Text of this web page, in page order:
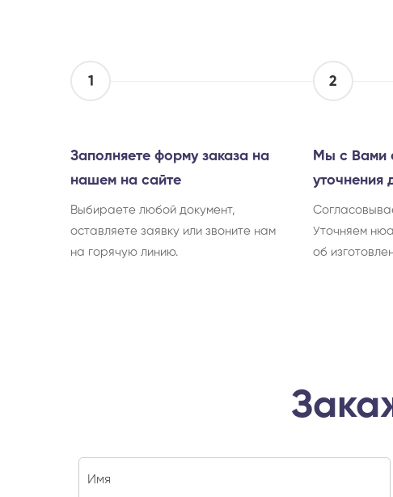
1
Заполняете форму заказа на
нашем на сайте
Выбираете любой документ,
оставляете заявку или звоните нам
на горячую линию.
2
Мы с Вами
уточнения
Уточняем
об